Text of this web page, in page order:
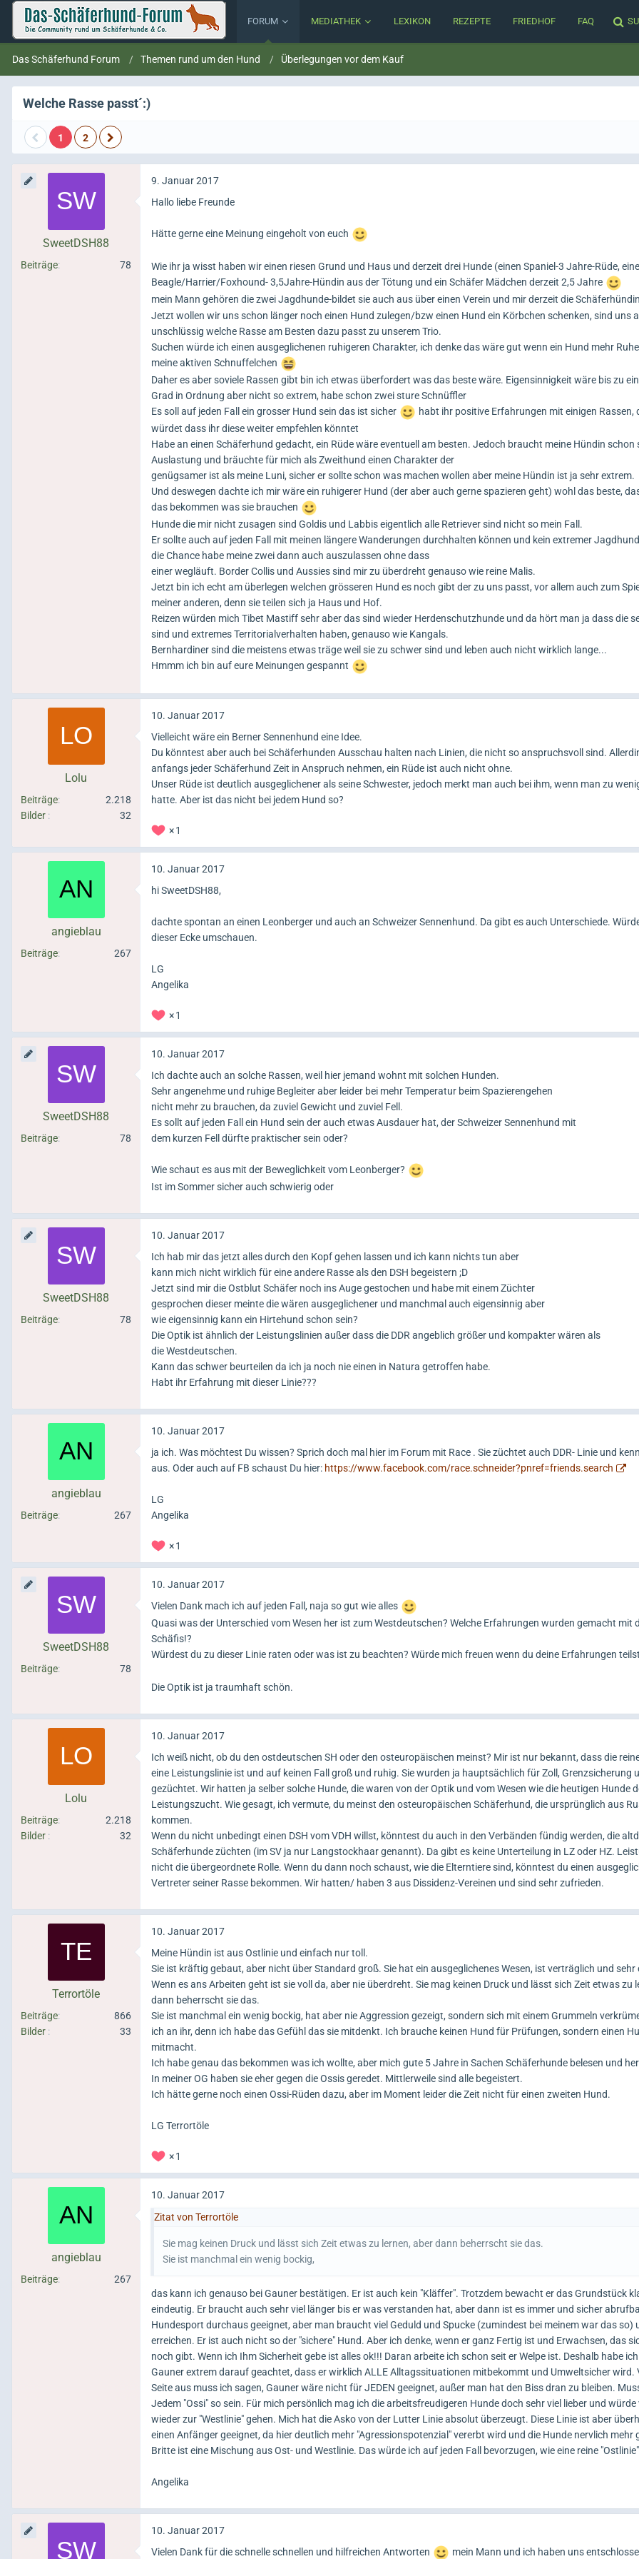
FORUM MEDIATHEK LEXIKON REZEPTE FRIEDHOF FAQ
Das Schäferhund Forum Themen rund um den Hund Überlegungen vor dem Kauf
Welche Rasse passt´:)
1 2
SweetDSH88
Beiträge 78
9. Januar 2017
Hallo liebe Freunde
Hätte gerne eine Meinung eingeholt von euch
Wie ihr ja wisst haben wir einen riesen Grund und Haus und derzeit drei Hunde (einen Spaniel-3 Jahre-Rüde,
Beagle/Harrier/Foxhound- 3,5Jahre-Hündin aus der Tötung und ein Schäfer Mädchen derzeit 2,5 Jahre
mein Mann gehören die zwei Jagdhunde-bildet sie auch aus über einen Verein und mir derzeit die Schäferhündin
Jetzt wollen wir uns schon länger noch einen Hund zulegen/bzw einen Hund ein Körbchen schenken, sind uns
unschlüssig welche Rasse am Besten dazu passt zu unserem Trio.
Suchen würde ich einen ausgeglichenen ruhigeren Charakter, ich denke das wäre gut wenn ein Hund mehr
meine aktiven Schnuffelchen
Daher es aber soviele Rassen gibt bin ich etwas überfordert was das beste wäre. Eigensinnigkeit wäre bis zu
Grad in Ordnung aber nicht so extrem, habe schon zwei sture Schnüffler
Es soll auf jeden Fall ein grosser Hund sein das ist sicher
habt ihr positive Erfahrungen mit einigen Rassen,
würdet dass ihr diese weiter empfehlen könntet
Habe an einen Schäferhund gedacht, ein Rüde wäre eventuell am besten. Jedoch braucht meine Hündin schon
Auslastung und bräuchte für mich als Zweithund einen Charakter der
genügsamer ist als meine Luni, sicher er sollte schon was machen wollen aber meine Hündin ist ja sehr extrem.
Und deswegen dachte ich mir wäre ein ruhigerer Hund (der aber auch gerne spazieren geht) wohl das beste,
das bekommen was sie brauchen
Hunde die mir nicht zusagen sind Goldis und Labbis eigentlich alle Retriever sind nicht so mein Fall.
Er sollte auch auf jeden Fall mit meinen längere Wanderungen durchhalten können und kein extremer
die Chance habe meine zwei dann auch auszulassen ohne dass
einer wegläuft. Border Collis und Aussies sind mir zu überdreht genauso wie reine Malis.
Jetzt bin ich echt am überlegen welchen grösseren Hund es noch gibt der zu uns passt, vor allem auch zum
meiner anderen, denn sie teilen sich ja Haus und Hof.
Reizen würden mich Tibet Mastiff sehr aber das sind wieder Herdenschutzhunde und da hört man ja dass die
sind und extremes Territorialverhalten haben, genauso wie Kangals.
Bernhardiner sind die meistens etwas träge weil sie zu schwer sind und leben auch nicht wirklich lange...
Hmmm ich bin auf eure Meinungen gespannt
Lolu
Beiträge
2.218
Bilder
32
10. Januar 2017
Vielleicht wäre ein Berner Sennenhund eine Idee.
Du könntest aber auch bei Schäferhunden Ausschau halten nach Linien, die nicht so anspruchsvoll sind.
anfangs jeder Schäferhund Zeit in Anspruch nehmen, ein Rüde ist auch nicht ohne.
Unser Rüde ist deutlich ausgeglichener als seine Schwester, jedoch merkt man auch bei ihm, wenn man zu
hatte. Aber ist das nicht bei jedem Hund so?
1
angieblau
Beiträge 267
10. Januar 2017
hi SweetDSH88,
dachte spontan an einen Leonberger und auch an Schweizer Sennenhund. Da gibt es auch Unterschiede.
dieser Ecke umschauen.
LG
Angelika
1
SweetDSH88
Beiträge 78
10. Januar 2017
Ich dachte auch an solche Rassen, weil hier jemand wohnt mit solchen Hunden.
Sehr angenehme und ruhige Begleiter aber leider bei mehr Temperatur beim Spazierengehen
nicht mehr zu brauchen, da zuviel Gewicht und zuviel Fell.
Es sollt auf jeden Fall ein Hund sein der auch etwas Ausdauer hat, der Schweizer Sennenhund mit
dem kurzen Fell dürfte praktischer sein oder?
Wie schaut es aus mit der Beweglichkeit vom Leonberger?
Ist im Sommer sicher auch schwierig oder
SweetDSH88
Beiträge 78
10. Januar 2017
Ich hab mir das jetzt alles durch den Kopf gehen lassen und ich kann nichts tun aber
kann mich nicht wirklich für eine andere Rasse als den DSH begeistern ;D
Jetzt sind mir die Ostblut Schäfer noch ins Auge gestochen und habe mit einem Züchter
gesprochen dieser meinte die wären ausgeglichener und manchmal auch eigensinnig aber
wie eigensinnig kann ein Hirtehund schon sein?
Die Optik ist ähnlich der Leistungslinien außer dass die DDR angeblich größer und kompakter wären als
die Westdeutschen.
Kann das schwer beurteilen da ich ja noch nie einen in Natura getroffen habe.
Habt ihr Erfahrung mit dieser Linie???
angieblau
Beiträge 267
10. Januar 2017
ja ich. Was möchtest Du wissen? Sprich doch mal hier im Forum mit Race . Sie züchtet auch DDR- Linie und
aus. Oder auch auf FB schaust Du hier: https://www.facebook.com/race.schneider?pnref=friends.search
LG
Angelika
1
SweetDSH88
Beiträge 78
10. Januar 2017
Vielen Dank mach ich auf jeden Fall, naja so gut wie alles
Quasi was der Unterschied vom Wesen her ist zum Westdeutschen? Welche Erfahrungen wurden gemacht mit
Schäfis!?
Würdest du zu dieser Linie raten oder was ist zu beachten? Würde mich freuen wenn du deine Erfahrungen teilst
Die Optik ist ja traumhaft schön.
Lolu
Beiträge
2.218
Bilder
32
10. Januar 2017
Ich weiß nicht, ob du den ostdeutschen SH oder den osteuropäischen meinst? Mir ist nur bekannt, dass die
eine Leistungslinie ist und auf keinen Fall groß und ruhig. Sie wurden ja hauptsächlich für Zoll, Grenzsicherung
gezüchtet. Wir hatten ja selber solche Hunde, die waren von der Optik und vom Wesen wie die heutigen Hunde
Leistungszucht. Wie gesagt, ich vermute, du meinst den osteuropäischen Schäferhund, die ursprünglich aus
kommen.
Wenn du nicht unbedingt einen DSH vom VDH willst, könntest du auch in den Verbänden fündig werden, die
Schäferhunde züchten (im SV ja nur Langstockhaar genannt). Da gibt es keine Unterteilung in LZ oder HZ.
nicht die übergeordnete Rolle. Wenn du dann noch schaust, wie die Elterntiere sind, könntest du einen
Vertreter seiner Rasse bekommen. Wir hatten/ haben 3 aus Dissidenz-Vereinen und sind sehr zufrieden.
Terrortöle
Beiträge
866
Bilder
33
10. Januar 2017
Meine Hündin ist aus Ostlinie und einfach nur toll.
Sie ist kräftig gebaut, aber nicht über Standard groß. Sie hat ein ausgeglichenes Wesen, ist verträglich und sehr
Wenn es ans Arbeiten geht ist sie voll da, aber nie überdreht. Sie mag keinen Druck und lässt sich Zeit etwas zu
dann beherrscht sie das.
Sie ist manchmal ein wenig bockig, hat aber nie Aggression gezeigt, sondern sich mit einem Grummeln
ich an ihr, denn ich habe das Gefühl das sie mitdenkt. Ich brauche keinen Hund für Prüfungen, sondern einen
mitmacht.
Ich habe genau das bekommen was ich wollte, aber mich gute 5 Jahre in Sachen Schäferhunde belesen und
In meiner OG haben sie eher gegen die Ossis geredet. Mittlerweile sind alle begeistert.
Ich hätte gerne noch einen Ossi-Rüden dazu, aber im Moment leider die Zeit nicht für einen zweiten Hund.
LG Terrortöle
1
angieblau
Beiträge 267
10. Januar 2017
Zitat von Terrortöle
Sie mag keinen Druck und lässt sich Zeit etwas zu lernen, aber dann beherrscht sie das.
Sie ist manchmal ein wenig bockig,
das kann ich genauso bei Gauner bestätigen. Er ist auch kein "Kläffer". Trotzdem bewacht er das Grundstück
eindeutig. Er braucht auch sehr viel länger bis er was verstanden hat, aber dann ist es immer und sicher
Hundesport durchaus geeignet, aber man braucht viel Geduld und Spucke (zumindest bei meinem war das so)
erreichen. Er ist auch nicht so der "sichere" Hund. Aber ich denke, wenn er ganz Fertig ist und Erwachsen, das
noch gibt. Wenn ich Ihm Sicherheit gebe ist alles ok!!! Daran arbeite ich schon seit er Welpe ist. Deshalb habe
Gauner extrem darauf geachtet, dass er wirklich ALLE Alltagssituationen mitbekommt und Umweltsicher wird.
Seite aus muss ich sagen, Gauner wäre nicht für JEDEN geeignet, außer man hat den Biss dran zu bleiben.
Jedem "Ossi" so sein. Für mich persönlich mag ich die arbeitsfreudigeren Hunde doch sehr viel lieber und
wieder zur "Westlinie" gehen. Mich hat die Asko von der Lutter Linie absolut überzeugt. Diese Linie ist aber
einen Anfänger geeignet, da hier deutlich mehr "Agressionspotenzial" vererbt wird und die Hunde nervlich mehr
Britte ist eine Mischung aus Ost- und Westlinie. Das würde ich auf jeden Fall bevorzugen, wie eine reine
Angelika
10. Januar 2017
Vielen Dank für die schnelle schnellen und hilfreichen Antworten
mein Mann und ich haben uns